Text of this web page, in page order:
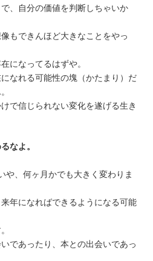
、自分の価値を判断しちゃいか
もできんほど大きなことをやっ
になってるはずや。
なれる可能性の塊（かたまり）だ
で信じられない変化を遂げる生き
なよ。
や、何ヶ月かでも大きく変わりま
年になればできるようになる可能
であったり、本との出会いであっ